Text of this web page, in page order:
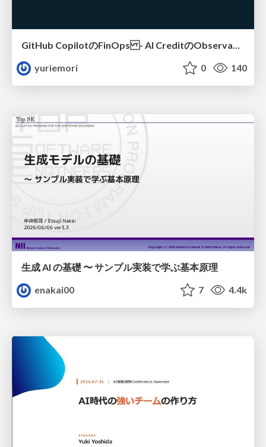
GitHub CopilotのFinOps - AI CreditのObservabilityと価値を生むためのエージェント設計
yuriemori
0 140
生成 AI の基礎 〜 サンプル実装で学ぶ基本原理
enakai00
7 4.4k